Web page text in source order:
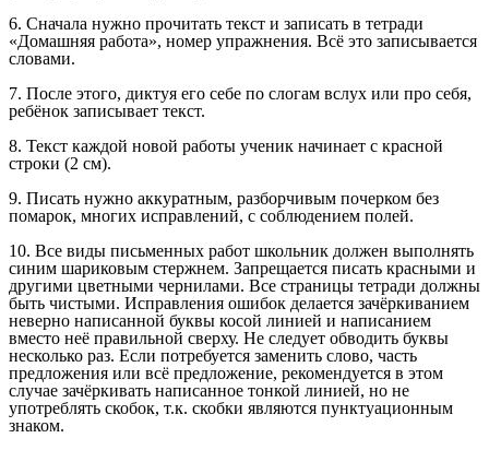
6. Сначала нужно прочитать текст и записать в тетради
«Домашняя работа», номер упражнения. Всё это записывается
словами.
7. После этого, диктуя его себе по слогам вслух или про себя,
ребёнок записывает текст.
8. Текст каждой новой работы ученик начинает с красной
строки (2 см).
9. Писать нужно аккуратным, разборчивым почерком без
помарок, многих исправлений, с соблюдением полей.
10. Все виды письменных работ школьник должен выполнять
синим шариковым стержнем. Запрещается писать красными и
другими цветными чернилами. Все страницы тетради должны
быть чистыми. Исправления ошибок делается зачёркиванием
неверно написанной буквы косой линией и написанием
вместо неё правильной сверху. Не следует обводить буквы
несколько раз. Если потребуется заменить слово, часть
предложения или всё предложение, рекомендуется в этом
случае зачёркивать написанное тонкой линией, но не
употреблять скобок, т.к. скобки являются пунктуационным
знаком.